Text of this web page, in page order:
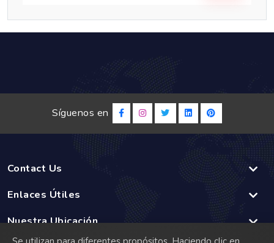
Síguenos en
Contact Us
Nuestra Ubicación
Enlaces Útiles